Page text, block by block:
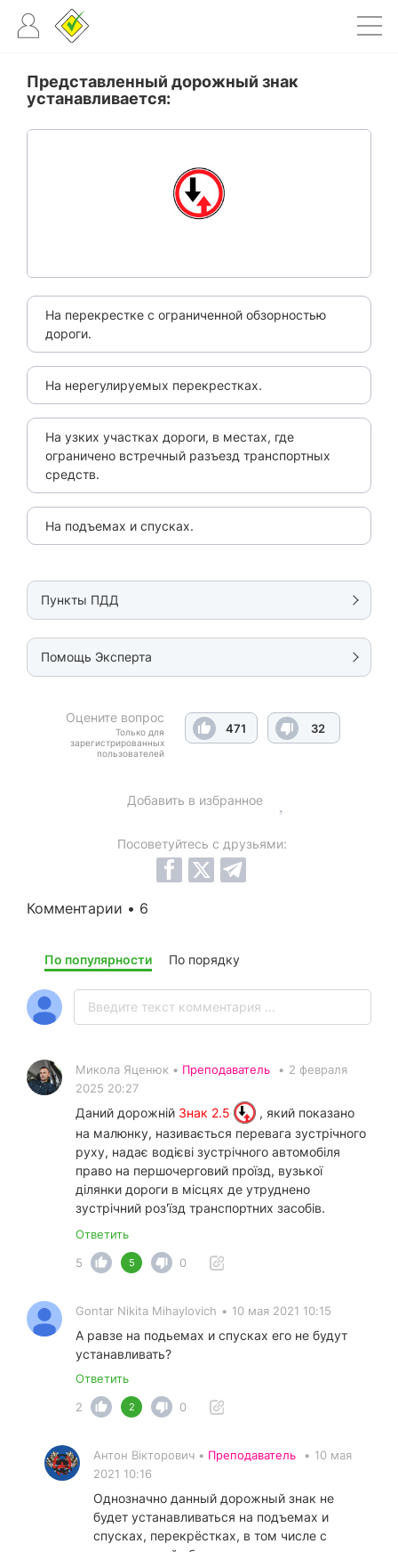
Представленный дорожный знак
устанавливается:
На перекрестке с ограниченной обзорностью
дороги.
На нерегулируемых перекрестках.
На узких участках дороги, в местах, где
ограничено встречный разъезд транспортных
средств.
На подъемах и спусках.
Пункты ПДД
Помощь Эксперта
Оцените вопрос
Только для
зарегистрированных
пользователей
471 32
Добавить в избранное
Посоветуйтесь с друзьями:
Комментарии • 6
По популярности По порядку
Микола Яценюк • Преподаватель • 2 февраля
2025 20:27
Даний дорожній Знак 2.5
, який показано
на малюнку, називається перевага зустрічного
руху, надає водієві зустрічного автомобіля
право на першочерговий проїзд, вузької
ділянки дороги в місцях де утруднено
зустрічний роз'їзд транспортних засобів.
Ответить
5
5 0
Gontar Nikita Mihaylovich • 10 мая 2021 10:15
А равзе на подьемах и спусках его не будут
устанавливать?
Ответить
2
2 0
Антон Вікторович • Преподаватель • 10 мая
2021 10:16
Однозначно данный дорожный знак не
будет устанавливаться на подъемах и
спусках, перекрёстках, в том числе с